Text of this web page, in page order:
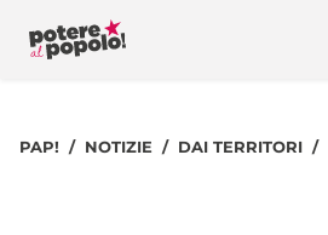
PAP! NOTIZIE DAI TERRITORI